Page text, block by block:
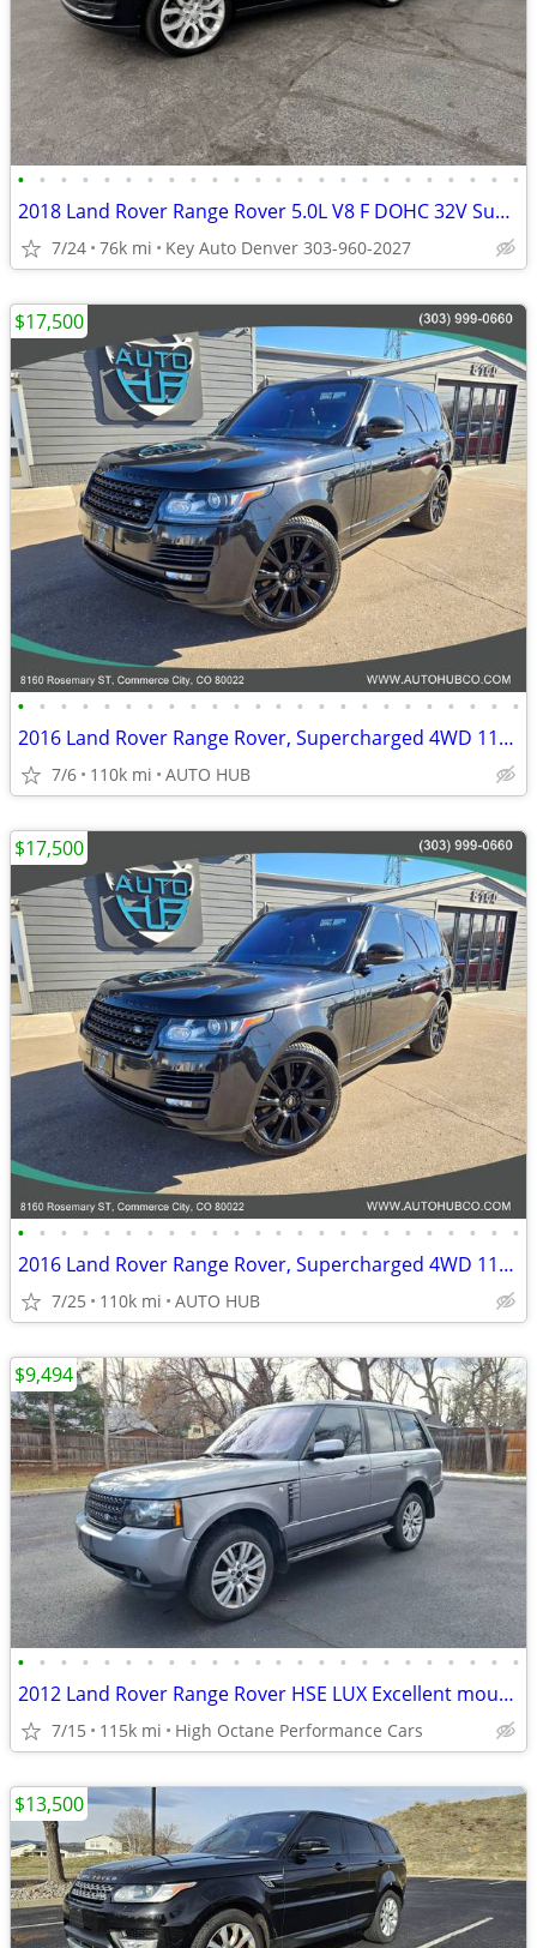
• • • • • • • • • • • • • • • • • • • • • • • •
2018 Land Rover Range Rover 5.0L V8 F DOHC 32V Supercharged
7/24 76k mi Key Auto Denver 303-960-2027
• • • • • • • • • • • • • • • • • • • • • • • •
2016 Land Rover Range Rover, Supercharged 4WD 110K Miles
7/6 110k mi AUTO HUB
$17,500
• • • • • • • • • • • • • • • • • • • • • • • •
2016 Land Rover Range Rover, Supercharged 4WD 110K Miles
7/25 110k mi AUTO HUB
$17,500
• • • • • • • • • • • • • • • • • • • • • • • •
2012 Land Rover Range Rover HSE LUX Excellent mountain cruiser
7/15 115k mi High Octane Performance Cars
$9,494
$13,500